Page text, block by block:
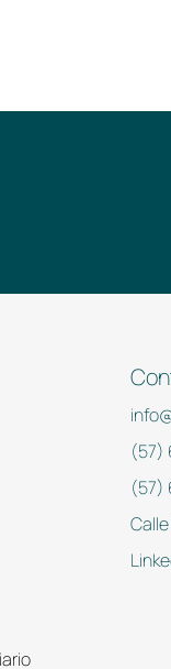
(57)
(57)